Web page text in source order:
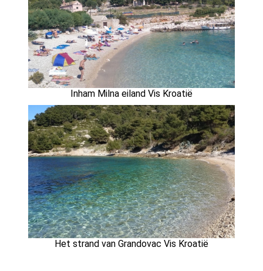
Inham Milna eiland Vis Kroatië
Het strand van Grandovac Vis Kroatië